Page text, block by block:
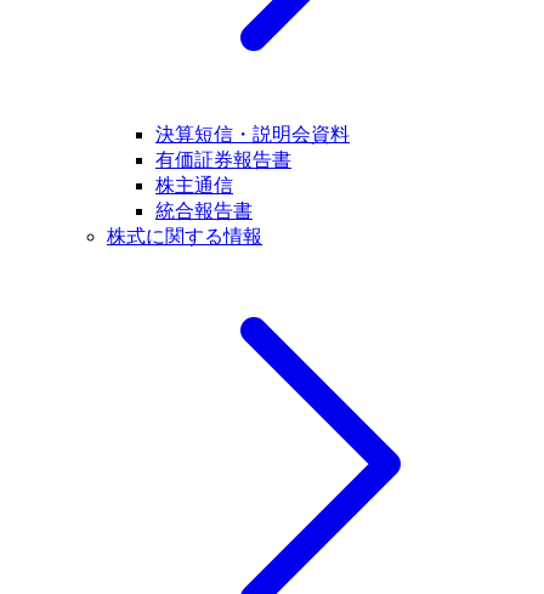
決算短信・説明会資料
有価証券報告書
株主通信
統合報告書
株式に関する情報